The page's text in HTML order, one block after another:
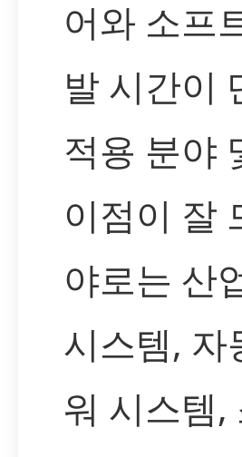
어와 소프
발 시간이
적용 분야
이점이 잘
야로는 산
시스템, 자
워 시스템,